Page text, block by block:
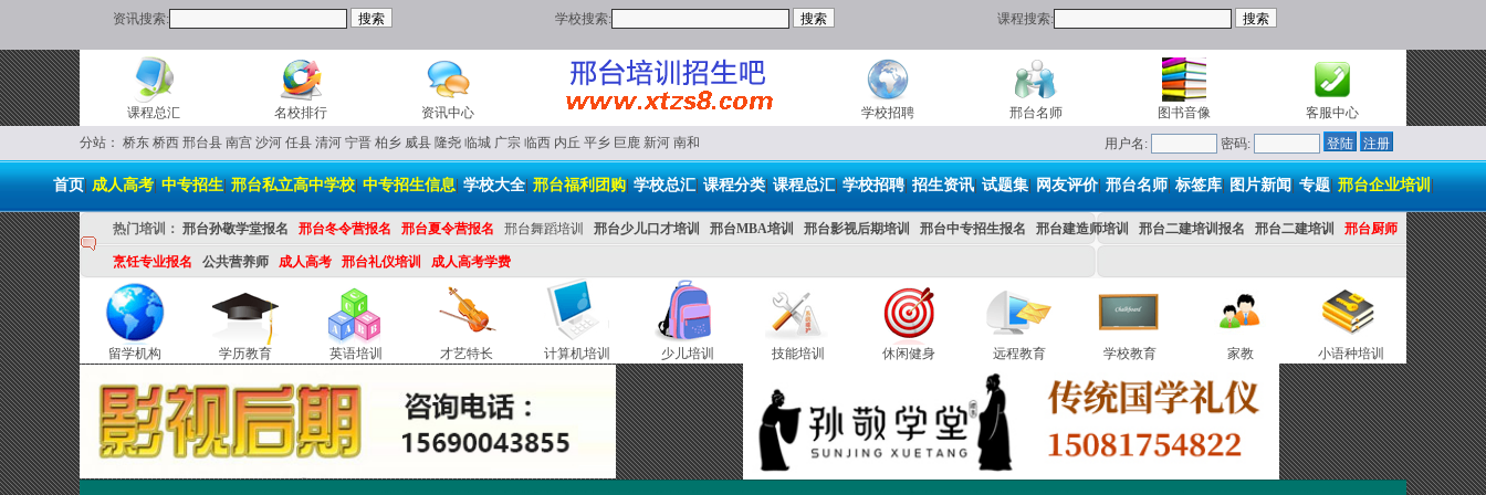
资讯搜索: 学校搜索: 课程搜索:
课程总汇 名校排行 资讯中心 学校招聘 邢台名师 图书音像
客服中心
分站： 桥东 桥西 邢台县 南宫 沙河 任县 清河 宁晋 柏乡 威县 隆尧 临城 广宗 临西 内丘 平乡 巨鹿 新河 南和 用户名: 密码:
首页|成人高考|中专招生|邢台私立高中学校|中专招生信息|学校大全|邢台福利团购|学校总汇|课程分类|课程总汇|学校招聘|招生资讯|试题集|网友评价|邢台名师|标签库|图片新闻|专题|邢台企业培训|
热门培训： 邢台孙敬学堂报名 邢台冬令营报名 邢台夏令营报名 邢台舞蹈培训 邢台少儿口才培训 邢台MBA培训 邢台影视后期培训 邢台中专招生报名 邢台建造师培训 邢台二建培训报名 邢台二建培训 邢台厨师
烹饪专业报名 公共营养师 成人高考 邢台礼仪培训 成人高考学费
留学机构 学历教育 英语培训 才艺特长 计算机培训 少儿培训 技能培训 休闲健身 远程教育 学校教育 家教 小语种培训